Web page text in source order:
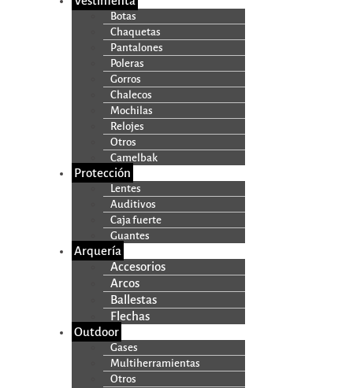
Botas
Chaquetas
Pantalones
Poleras
Gorros
Chalecos
Mochilas
Relojes
Otros
Camelbak
Protección
Lentes
Auditivos
Caja fuerte
Guantes
Arquería
Accesorios
Arcos
Ballestas
Flechas
Outdoor
Gases
Multiherramientas
Otros